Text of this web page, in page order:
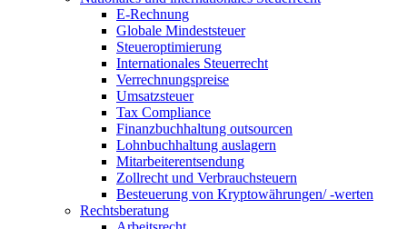
E-Rechnung
Globale Mindeststeuer
Steueroptimierung
Internationales Steuerrecht
Verrechnungspreise
Umsatzsteuer
Tax Compliance
Finanzbuchhaltung outsourcen
Lohnbuchhaltung auslagern
Mitarbeiterentsendung
Zollrecht und Verbrauchsteuern
Besteuerung von Kryptowährungen/ -werten
Rechtsberatung